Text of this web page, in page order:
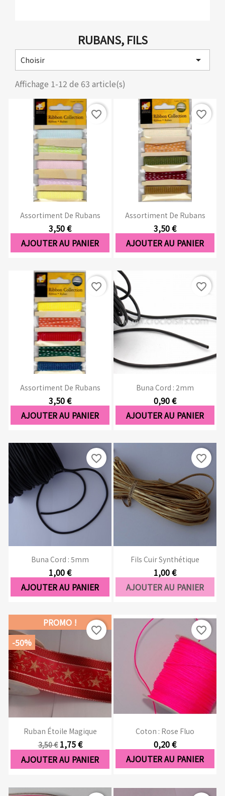
RUBANS, FILS
Choisir

Affichage 1-12 de 63 article(s)
Assortiment De Rubans
3,50 €
AJOUTER AU PANIER
favorite_border
Assortiment De Rubans
3,50 €
AJOUTER AU PANIER
favorite_border
Assortiment De Rubans
3,50 €
AJOUTER AU PANIER
favorite_border
Buna Cord : 2mm
0,90 €
AJOUTER AU PANIER
favorite_border
Buna Cord : 5mm
1,00 €
AJOUTER AU PANIER
favorite_border
Fils Cuir Synthétique
1,00 €
AJOUTER AU PANIER
favorite_border
Ruban Étoile Magique
3,50 € 1,75 €
AJOUTER AU PANIER
PROMO !
-50%
favorite_border
Coton : Rose Fluo
0,20 €
AJOUTER AU PANIER
favorite_border